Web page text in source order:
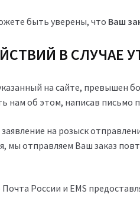
быть уверены, что Ваш
В СЛУЧАЕ
на сайте, превышен
нам об этом, написав письмо
на розыск
мы отправляем Ваш заказ
России и EMS